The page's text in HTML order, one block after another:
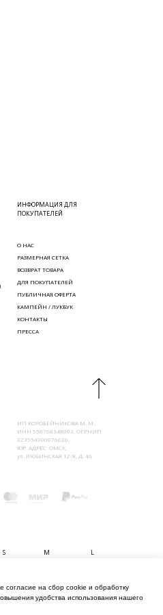
КОНТАКТЫ
ПРЕССА
ВОЗВРАТ ТОВАРА
ДЛЯ ПОКУПАТЕЛЕЙ
О НАС
ИП КОРОБЕЙНИКОВА М. М.
ИНН 550768348003, ОГРНИП
323554300076020,
ЮР. АДРЕС: ОМСК,
ул. ЛЮБИНСКАЯ 12-Я, Д. 46
РАЗМЕРНАЯ СЕТКА
ИНФОРМАЦИЯ ДЛЯ
ПОКУПАТЕЛЕЙ
ПУБЛИЧНАЯ ОФЕРТА
КАМПЕЙН / ЛУКБУК
S M L
67-74
на сбор cookie и обработку
удобства использования нашего